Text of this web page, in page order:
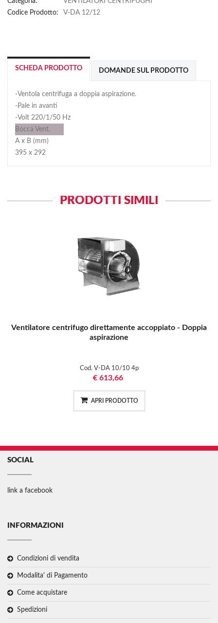
Codice Prodotto:
V-DA 12/12
SCHEDA PRODOTTO DOMANDE SUL PRODOTTO
-Ventola centrifuga a doppia aspirazione.
-Pale in avanti
-Volt 220/1/50 Hz
Bocca Vent.
A x B (mm)
395 x 292
PRODOTTI SIMILI
Ventilatore centrifugo direttamente accoppiato - Doppia
aspirazione
Cod. V-DA 10/10 4p
€ 613,66
APRI PRODOTTO
SOCIAL
link a facebook
INFORMAZIONI
Condizioni di vendita
Modalita' di Pagamento
Come acquistare
Spedizioni